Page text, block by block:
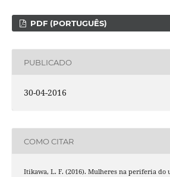
PDF (PORTUGUÊS)
PUBLICADO
30-04-2016
COMO CITAR
Itikawa, L. F. (2016). Mulheres na periferia do